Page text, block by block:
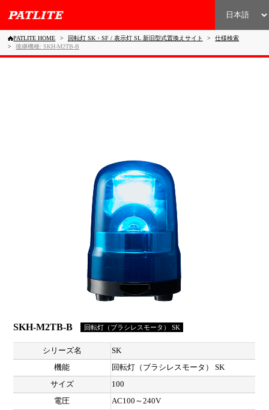
PATLITE HOME 回転灯 SK・SF / 表示灯 SL 新旧型式置換えサイト
仕様検索
後継機種: SKH-M2TB-B
SKH-M2TB-B 回転灯（ブラシレスモータ） SK
シリーズ名
SK
機能
回転灯（ブラシレスモータ） SK
サイズ
100
電圧
AC100～240V